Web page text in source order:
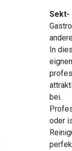
Sekt-
In
bei.
oder